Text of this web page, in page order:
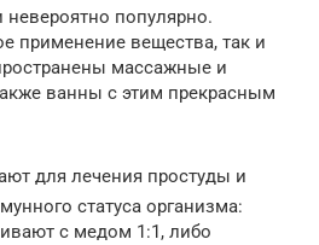
популярно.
применение вещества, так и
массажные и
ванны с этим прекрасным
для лечения простуды и
статуса организма:
с медом 1:1, либо